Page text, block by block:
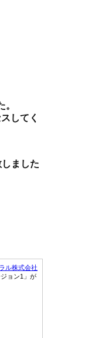
してく
ました
ル株式会社
ョン1」が